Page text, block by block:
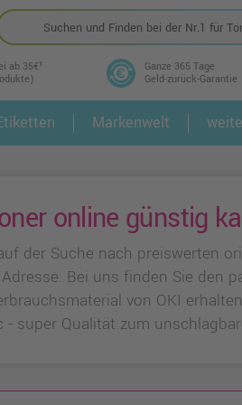
ab 35€¹
Ganze 365 Tage
Geld-zurück-Garantie
2.
Markenwelt
online günstig
der Suche nach preiswerten
Bei uns finden Sie den
von OKI
- super Qualität zum